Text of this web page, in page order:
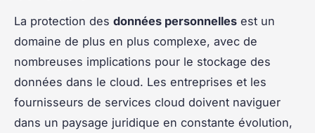
La protection des données personnelles est un
domaine de plus en plus complexe, avec de
nombreuses implications pour le stockage des
données dans le cloud. Les entreprises et les
fournisseurs de services cloud doivent naviguer
dans un paysage juridique en constante évolution,